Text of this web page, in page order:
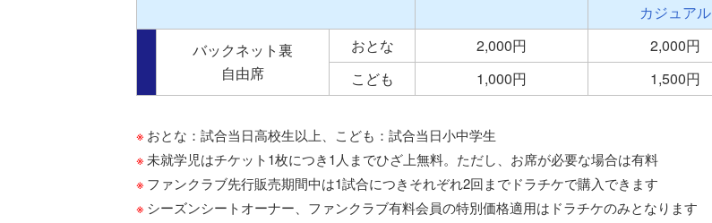
カジュアル
バックネット裏
自由席
おとな 2,000円 2,000円
こども
1,000円 1,500円
おとな：試合当日高校生以上、こども：試合当日小中学生
未就学児はチケット1枚につき1人までひざ上無料。ただし、お席が必要な場合は有料
ファンクラブ先行販売期間中は1試合につきそれぞれ2回までドラチケで購入できます
シーズンシートオーナー、ファンクラブ有料会員の特別価格適用はドラチケのみとなります